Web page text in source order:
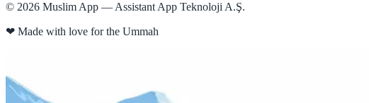
© 2026 Muslim App — Assistant App Teknoloji A.Ş.
❤ Made with love for the Ummah